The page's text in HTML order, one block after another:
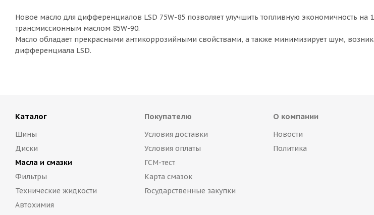
Новое масло для дифференциалов LSD 75W-85 позволяет улучшить топливную экономичность на
трансмиссионным маслом 85W-90.
Масло обладает прекрасными антикоррозийными свойствами, а также минимизирует шум,
дифференциала LSD.
Каталог
Шины
Диски
Масла и смазки
Фильтры
Технические жидкости
Автохимия
Покупателю
Условия доставки
Условия оплаты
ГСМ-тест
Карта смазок
Государственные закупки
О компании
Новости
Политика